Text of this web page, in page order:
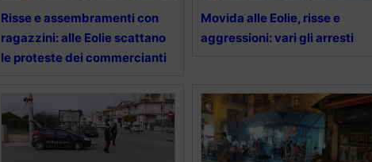
Risse e assembramenti con
ragazzini: alle Eolie scattano
le proteste dei commercianti
Movida alle Eolie, risse e
aggressioni: vari gli arresti